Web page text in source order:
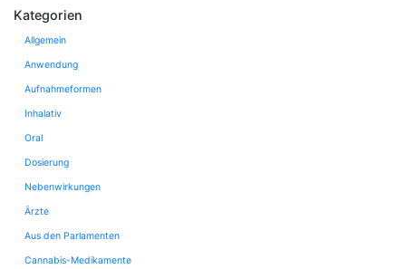
Kategorien
Allgemein
Anwendung
Aufnahmeformen
Inhalativ
Oral
Dosierung
Nebenwirkungen
Ärzte
Aus den Parlamenten
Cannabis-Medikamente